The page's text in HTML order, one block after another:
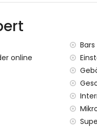
von 1000 Metern vom
online